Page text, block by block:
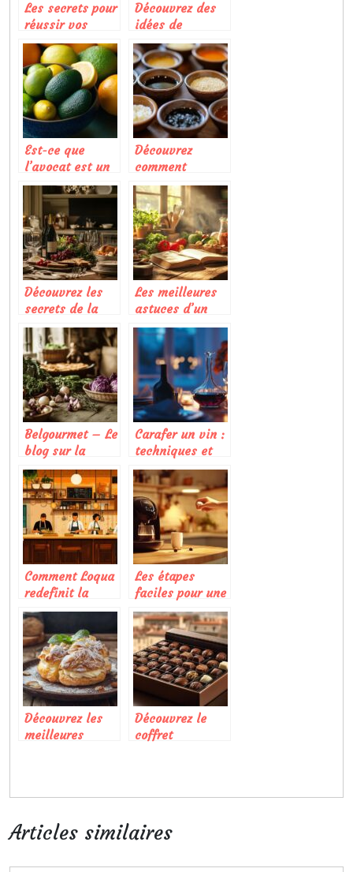
Les secrets pour
réussir vos
cocktails
maison
Découvrez des
idées de
salades
composées pour
sublimer vos
buffets et
barbecues
Est-ce que
l’avocat est un
agrume ?
Découvrez
comment
sublimer vos
plats avec des
sauces
japonaises
authentiques
Découvrez les
secrets de la
gastronomie
bordelaise pour
un dîner réussi
Les meilleures
astuces d’un
blog cuisine
pour réussir vos
plats à la
maison
Belgourmet – Le
blog sur la
cuisine
alsacienne
Carafer un vin :
techniques et
astuces pour
reveler tous ses
aromes
Comment Loqua
redefinit la
cuisine de
proximite dans
les quartiers
lyonnais
Les étapes
faciles pour une
utilisation
optimale d’une
capsule Dolce
Gusto
Découvrez les
meilleures
gâteau Paris-
Découvrez le
coffret
toulousains
Articles similaires